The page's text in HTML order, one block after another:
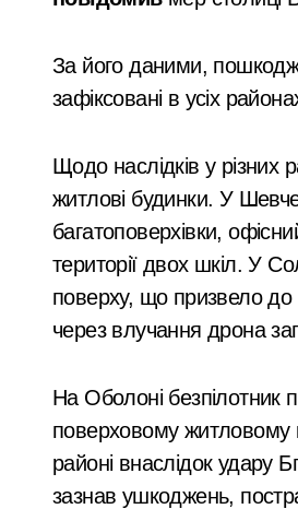
У Києві
Ракетний
На Київщині
Легендарне
Смертельна
Київщина і
Київщина в
У Києві на
За його даними,
зафіксовані в усіх
Щодо наслідків у різних
житлові будинки. У
багатоповерхівки,
території двох шкіл. У
поверху, що призвело до
через влучання дрона
На Оболоні безпілотник
поверховому житловому
районі внаслідок удару
зазнав ушкоджень,
суму 26